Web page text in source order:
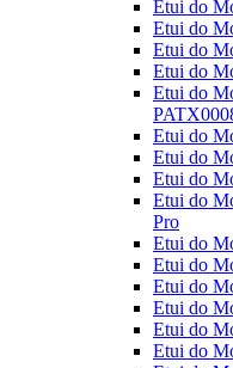
Etui do
Etui do
Etui do
Etui do
Etui do
Etui do
Etui do
Etui do
Etui do
Pro
Etui do
Etui do
Etui do
Etui do
Etui do
Etui do